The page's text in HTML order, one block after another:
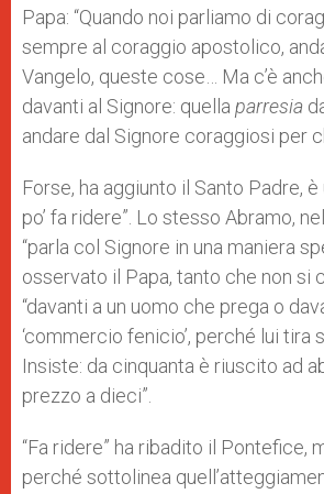
Papa: “Quando noi parliamo di
sempre al coraggio apostolico,
Vangelo, queste cose… Ma c’è
davanti al Signore: quella parresia
andare dal Signore coraggiosi per
Forse, ha aggiunto il Santo Padre, è
po’ fa ridere”. Lo stesso Abramo,
“parla col Signore in una maniera
osservato il Papa, tanto che non si
“davanti a un uomo che prega o
‘commercio fenicio’, perché lui tira
Insiste: da cinquanta è riuscito ad
prezzo a dieci”.
“Fa ridere” ha ribadito il Pontefice,
perché sottolinea